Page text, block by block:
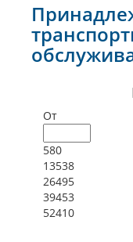
От
580
13538
26495
39453
52410